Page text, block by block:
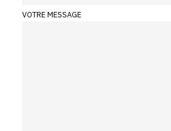
VOTRE MESSAGE